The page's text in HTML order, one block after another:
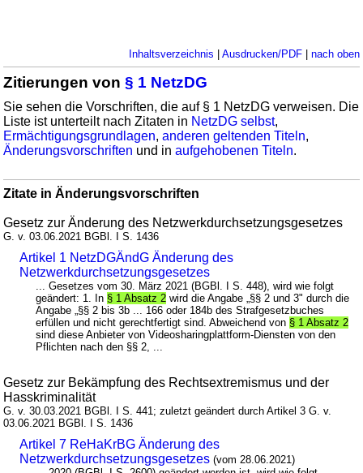
Inhaltsverzeichnis Ausdrucken/PDF| nach oben
Zitierungen von§ 1 NetzDG
Sie sehen die Vorschriften, die auf § 1 NetzDG verweisen. Die
Liste ist unterteilt nach Zitaten in NetzDG selbst,
Ermächtigungsgrundlagen,anderen geltenden Titeln,
Änderungsvorschriften und inaufgehobenen Titeln.
Zitate in Änderungsvorschriften
Gesetz zur Änderung des Netzwerkdurchsetzungsgesetzes
G. v. 03.06.2021 BGBl. I S. 1436
Artikel 1 NetzDGÄndG Änderung des
Netzwerkdurchsetzungsgesetzes
... Gesetzes vom 30. März 2021 (BGBl. I S. 448), wird wie folgt
geändert: 1. In § 1 Absatz 2 wird die Angabe „§§ 2 und 3" durch die
Angabe „§§ 2 bis 3b ... 166 oder 184b des Strafgesetzbuches
erfüllen und nicht gerechtfertigt sind. Abweichend von § 1 Absatz 2
sind diese Anbieter von Videosharingplattform-Diensten von den
Pflichten nach den §§ 2, ...
Gesetz zur Bekämpfung des Rechtsextremismus und der
Hasskriminalität
G. v. 30.03.2021 BGBl. I S. 441; zuletzt geändert durch Artikel 3 G. v.
03.06.2021 BGBl. I S. 1436
Artikel 7 ReHaKrBG Änderung des
Netzwerkdurchsetzungsgesetzes (vom 28.06.2021)